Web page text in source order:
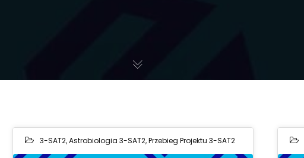
3-SAT2,Astrobiologia 3-SAT2,Przebieg Projektu 3-SAT2